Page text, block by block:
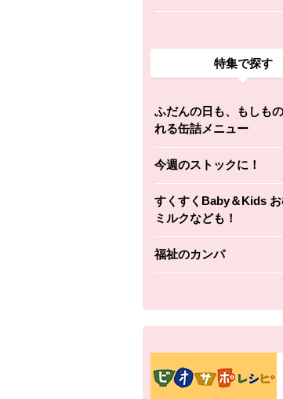
特集で探す
ふだんの日も、もしも
れる缶詰メニュー
今週のストックに！
すくすくBaby＆Kids
ミルクなども！
福祉のカンパ